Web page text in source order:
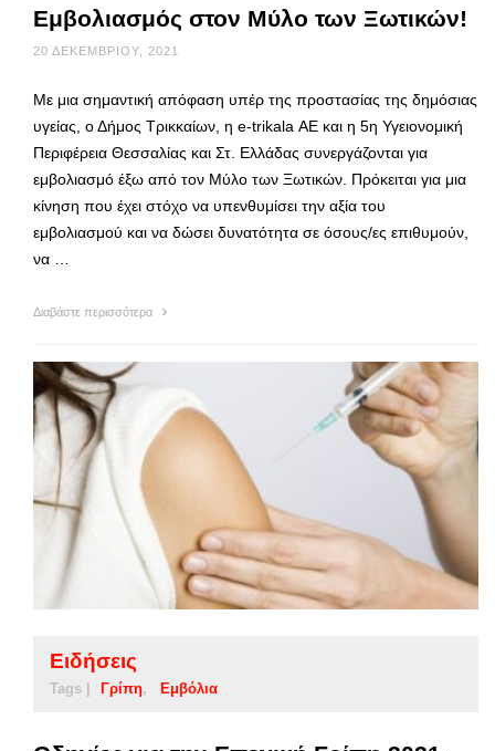
Εμβολιασμός στον Μύλο των Ξωτικών!
20 ΔΕΚΕΜΒΡΊΟΥ, 2021
Με μια σημαντική απόφαση υπέρ της προστασίας της δημόσιας
υγείας, ο Δήμος Τρικκαίων, η e-trikala ΑΕ και η 5η Υγειονομική
Περιφέρεια Θεσσαλίας και Στ. Ελλάδας συνεργάζονται για
εμβολιασμό έξω από τον Μύλο των Ξωτικών. Πρόκειται για μια
κίνηση που έχει στόχο να υπενθυμίσει την αξία του
εμβολιασμού και να δώσει δυνατότητα σε όσους/ες επιθυμούν,
να …
Διαβάστε περισσότερα
Ειδήσεις
Tags | Γρίπη Εμβόλια